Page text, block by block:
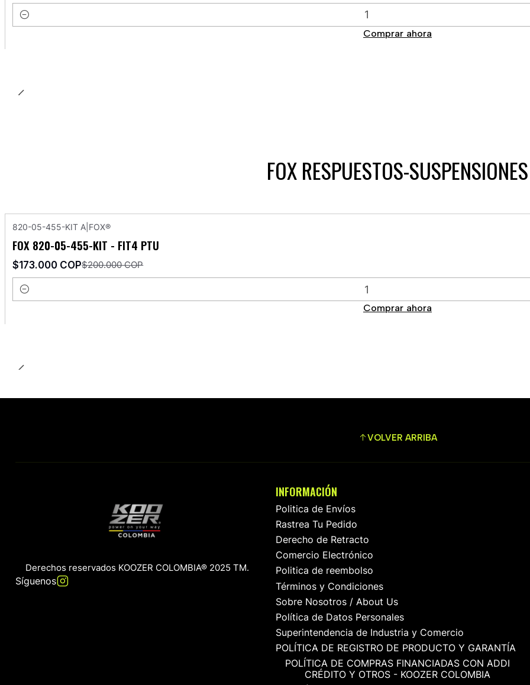
Cantidad
Comprar ahora
FOX RESPUESTOS-SUSPENSIONES
820-05-455-KIT A FOX®
FOX 820-05-455-KIT - FIT4 PTU
$173.000 COP$200.000 COP
Cantidad
Comprar ahora
VOLVER ARRIBA
Derechos reservados KOOZER COLOMBIA® 2025 TM.
Síguenos
INFORMACIÓN
Politica de Envíos
Rastrea Tu Pedido
Derecho de Retracto
Comercio Electrónico
Politica de reembolso
Términos y Condiciones
Sobre Nosotros / About Us
Política de Datos Personales
Superintendencia de Industria y Comercio
POLÍTICA DE REGISTRO DE PRODUCTO Y GARANTÍA
POLÍTICA DE COMPRAS FINANCIADAS CON ADDI
CRÉDITO Y OTROS - KOOZER COLOMBIA